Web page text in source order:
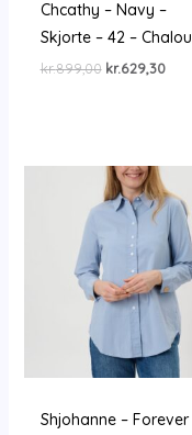
Chcathy – Navy –
Skjorte – 42 – Chalou
kr.899,00 Den
kr.629,30Den
Shjohanne – Forever